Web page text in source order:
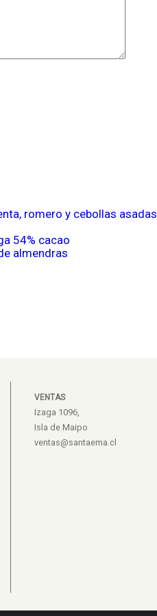
romero y cebollas asadas
54% cacao
almendras
VENTAS
Izaga 1096,
Isla de Maipo
ventas@santaema.cl